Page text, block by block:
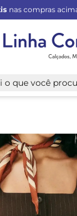
nas compras